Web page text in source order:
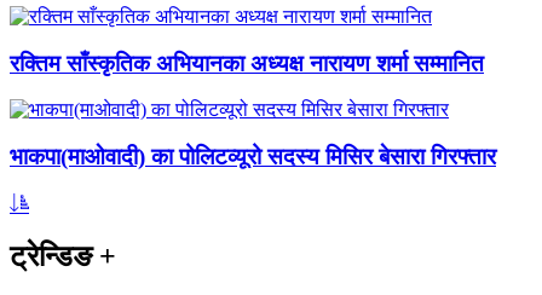
रक्तिम साँस्कृतिक अभियानका अध्यक्ष नारायण शर्मा सम्मानित
भाकपा(माओवादी) का पोलिटव्यूरो सदस्य मिसिर बेसारा गिरफ्तार
ट्रेन्डिङ+